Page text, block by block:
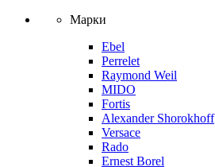
Марки
Ebel
Perrelet
Raymond Weil
MIDO
Fortis
Alexander Shorokhoff
Versace
Rado
Ernest Borel